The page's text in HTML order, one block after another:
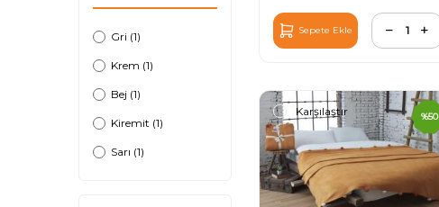
Gri (1)
Krem (1)
Bej (1)
Kiremit (1)
Sarı (1)
Sepete Ekle
%50
Karşılaştır